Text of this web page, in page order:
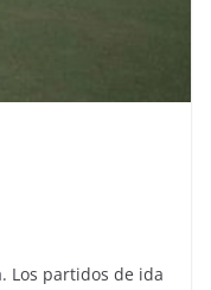
Los partidos de ida